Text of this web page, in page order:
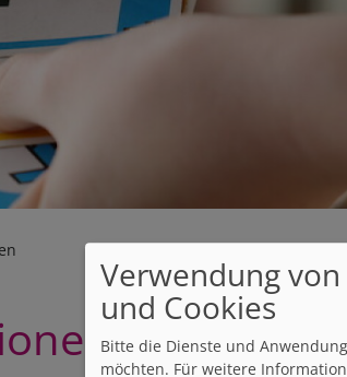
Verwendung
und Cookies
Bitte die Dienste und
möchten. Für weitere